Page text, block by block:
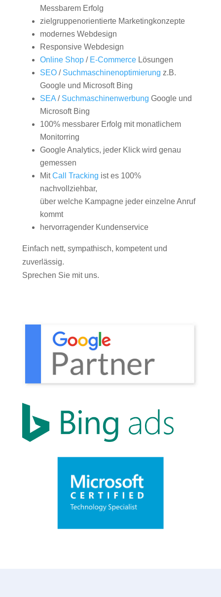
Messbarem Erfolg
zielgruppenorientierte Marketingkonzepte
modernes Webdesign
Responsive Webdesign
Online Shop/ E-CommerceLösungen
SEO/ Suchmaschinenoptimierung z.B.
Google und Microsoft Bing
SEA/ Suchmaschinenwerbung Google und
Microsoft Bing
100% messbarer Erfolg mit monatlichem
Monitorring
Google Analytics, jeder Klick wird genau
gemessen
MitCall Tracking ist es 100%
nachvollziehbar,
über welche Kampagne jeder einzelne Anruf
kommt
hervorragender Kundenservice
Einfach nett, sympathisch, kompetent und
zuverlässig.
Sprechen Sie mit uns.